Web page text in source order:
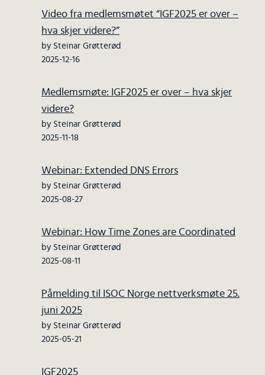
Video fra medlemsmøtet “IGF2025 er over –
hva skjer videre?”
by Steinar Grøtterød
2025-12-16
Medlemsmøte: IGF2025 er over – hva skjer
videre?
by Steinar Grøtterød
2025-11-18
Webinar: Extended DNS Errors
by Steinar Grøtterød
2025-08-27
Webinar: How Time Zones are Coordinated
by Steinar Grøtterød
2025-08-11
Påmelding til ISOC Norge nettverksmøte 25.
juni 2025
by Steinar Grøtterød
2025-05-21
IGF2025